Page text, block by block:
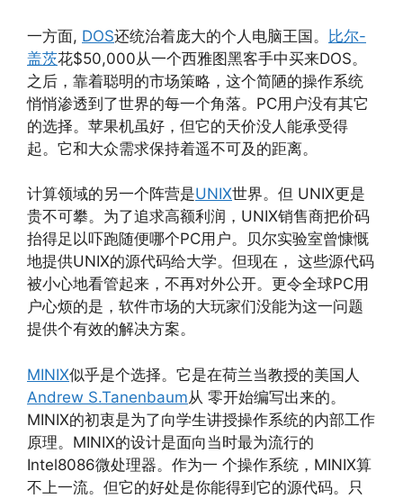
一方面, DOS还统治着庞大的个人电脑王国。 比尔-
盖茨花$50,000从一个西雅图黑客手中买来DOS。
之后，靠着聪明的市场策略，这个简陋的操作系统
悄悄渗透到了世界的每一个角落。PC用户没有其它
的选择。苹果机虽好，但它的天价没人能承受得
起。它和大众需求保持着遥不可及的距离。
计算领域的另一个阵营是UNIX世界。但 UNIX更是
贵不可攀。为了追求高额利润，UNIX销售商把价码
抬得足以吓跑随便哪个PC用户。贝尔实验室曾慷慨
地提供UNIX的源代码给大学。但现在， 这些源代码
被小心地看管起来，不再对外公开。更令全球PC用
户心烦的是，软件市场的大玩家们没能为这一问题
提供个有效的解决方案。
MINIX似乎是个选择。它是在荷兰当教授的美国人
Andrew S.Tanenbaum从 零开始编写出来的。
MINIX的初衷是为了向学生讲授操作系统的内部工作
原理。MINIX的设计是面向当时最为流行的
Intel8086微处理器。作为一 个操作系统，MINIX算
不上一流。但它的好处是你能得到它的源代码。只